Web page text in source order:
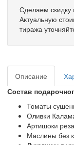
Сделаем
Актуальную
тиража
Описание
Состав
Томаты
Оливки
Артишоки
Маслины без